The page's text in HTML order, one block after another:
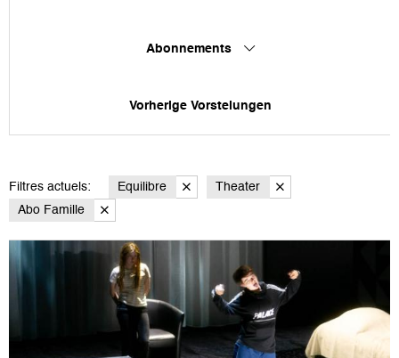
Abonnements
Vorherige Vorstelungen
Filtres actuels: Equilibre
Theater
Abo Famille